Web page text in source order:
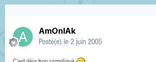
AmOnIAk
Posté(e) le 2 juin 2005